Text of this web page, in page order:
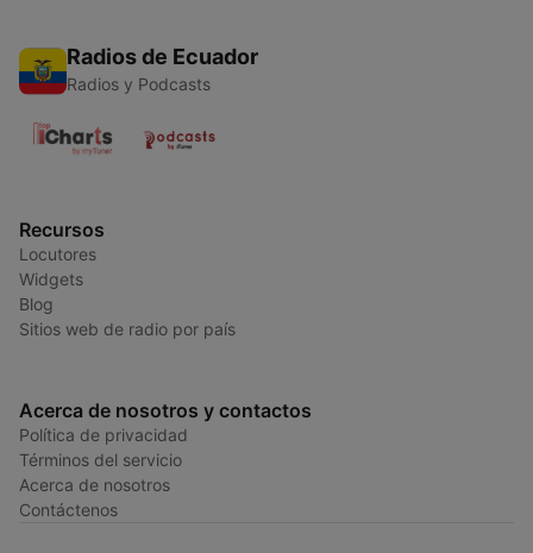
Radios de Ecuador
Radios y Podcasts
Recursos
Locutores
Widgets
Blog
Sitios web de radio por país
Acerca de nosotros y contactos
Política de privacidad
Términos del servicio
Acerca de nosotros
Contáctenos